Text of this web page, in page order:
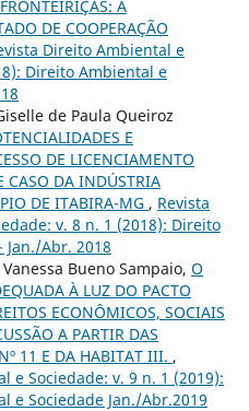
A
DE COOPERAÇÃO
Direito Ambiental e
Direito Ambiental e
de Paula Queiroz
E
DE LICENCIAMENTO
CASO DA INDÚSTRIA
DE ITABIRA-MG , Revista
v. 8 n. 1 (2018): Direito
Abr. 2018
Bueno Sampaio, O
À LUZ DO PACTO
ECONÔMICOS, SOCIAIS
A PARTIR DAS
11 E DA HABITAT III. ,
e Sociedade: v. 9 n. 1 (2019):
e Sociedade Jan./Abr.2019